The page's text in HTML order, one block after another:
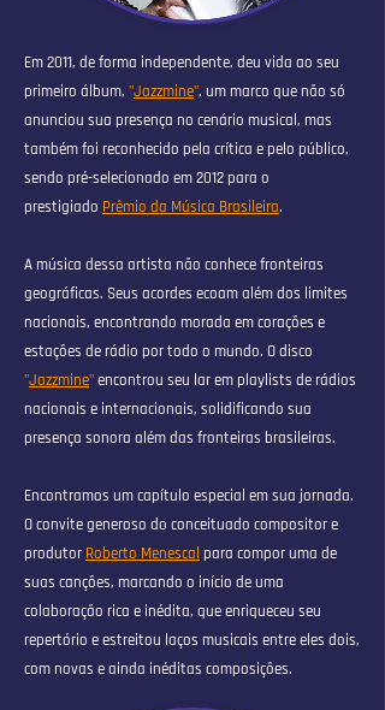
Em 2011, de forma independente, deu vida ao seu
primeiro álbum, "Jazzmine", um marco que não só
anunciou sua presença no cenário musical, mas
também foi reconhecido pela crítica e pelo público,
sendo pré-selecionado em 2012 para o
prestigiado Prêmio da Música Brasileira.
A música dessa artista não conhece fronteiras
geográficas. Seus acordes ecoam além dos limites
nacionais, encontrando morada em corações e
estações de rádio por todo o mundo. O disco
"Jazzmine"encontrou seu lar em playlists de rádios
nacionais e internacionais, solidificando sua
presença sonora além das fronteiras brasileiras.
Encontramos um capítulo especial em sua jornada.
O convite generoso do conceituado compositor e
produtor Roberto Menescal para compor uma de
suas canções, marcando o início de uma
colaboração rica e inédita, que enriqueceu seu
repertório e estreitou laços musicais entre eles dois,
com novas e ainda inéditas composições.